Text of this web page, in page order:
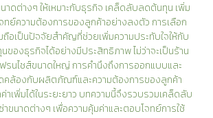
ดต่างๆ ให้เหมาะกับธุรกิจ เคล็ดลับลดต้นทุน เพิ่ม
ทย์ความต้องการของลูกค้าอย่างลงตัว การเลือก
ถือเป็นปัจจัยสำคัญที่ช่วยเพิ่มความประทับใจให้กับ
องธุรกิจได้อย่างมีประสิทธิภาพ ไม่ว่าจะเป็นร้าน
รนไชส์ขนาดใหญ่ การคำนึงถึงการออกแบบและ
ล้องกับผลิตภัณฑ์และความต้องการของลูกค้า
เพิ่มได้ในระยะยาว บทความนี้จึงรวบรวมเคล็ดลับ
ขนาดต่างๆ เพื่อความคุ้มค่าและตอบโจทย์การใช้